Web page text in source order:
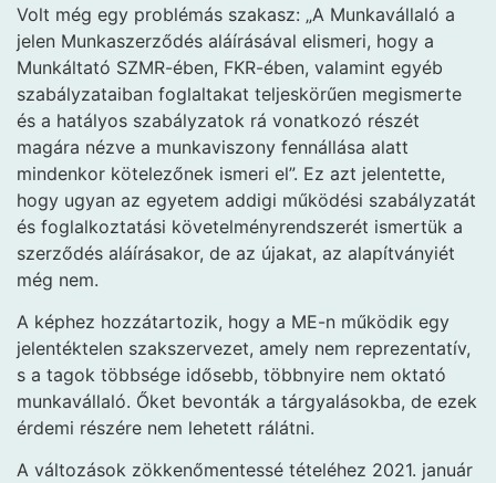
Volt még egy problémás szakasz: „A Munkavállaló a
jelen Munkaszerződés aláírásával elismeri, hogy a
Munkáltató SZMR-ében, FKR-ében, valamint egyéb
szabályzataiban foglaltakat teljeskörűen megismerte
és a hatályos szabályzatok rá vonatkozó részét
magára nézve a munkaviszony fennállása alatt
mindenkor kötelezőnek ismeri el”. Ez azt jelentette,
hogy ugyan az egyetem addigi működési szabályzatát
és foglalkoztatási követelményrendszerét ismertük a
szerződés aláírásakor, de az újakat, az alapítványiét
még nem.
A képhez hozzátartozik, hogy a ME-n működik egy
jelentéktelen szakszervezet, amely nem reprezentatív,
s a tagok többsége idősebb, többnyire nem oktató
munkavállaló. Őket bevonták a tárgyalásokba, de ezek
érdemi részére nem lehetett rálátni.
A változások zökkenőmentessé tételéhez 2021. január